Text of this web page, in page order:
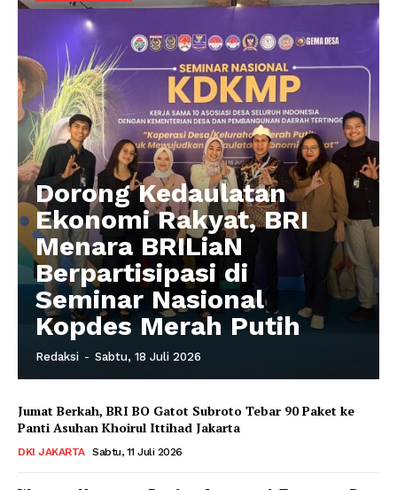
Dorong Kedaulatan
Ekonomi Rakyat, BRI
Menara BRILiaN
Berpartisipasi di
Seminar Nasional
Kopdes Merah Putih
Redaksi - Sabtu, 18 Juli 2026
Jumat Berkah, BRI BO Gatot Subroto Tebar 90 Paket ke
Panti Asuhan Khoirul Ittihad Jakarta
DKI JAKARTA Sabtu, 11 Juli 2026